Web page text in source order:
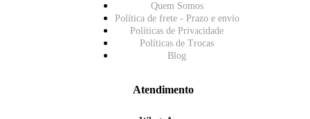
Quem Somos
Política de frete - Prazo e envio
Políticas de Privacidade
Políticas de Trocas
Blog
Atendimento